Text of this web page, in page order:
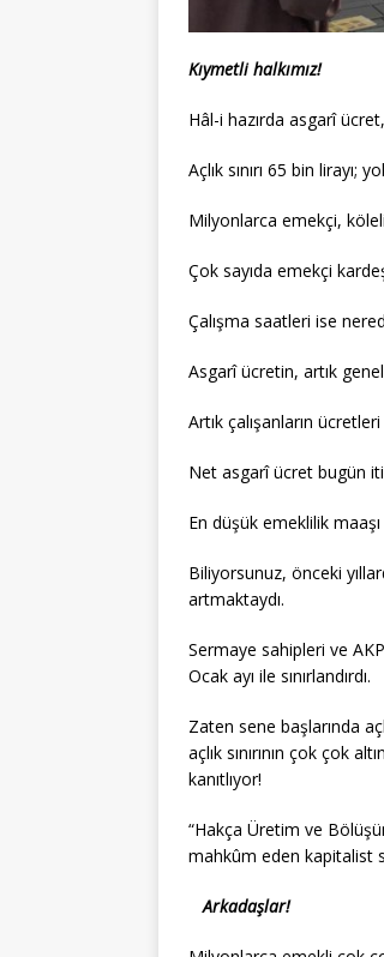
Kıymetli halkımız!
Hâl-i hazırda asgarî
Açlık sınırı 65 bin lirayı;
Milyonlarca emekçi,
Çok sayıda emekçi
Çalışma saatleri ise
Asgarî ücretin, artık
Artık çalışanların
Net asgarî ücret bugün
En düşük emeklilik maaşı
Biliyorsunuz, önceki
artmaktaydı.
Sermaye sahipleri ve
Ocak ayı ile sınırlandırdı.
Zaten sene başlarında
açlık sınırının çok çok
kanıtlıyor!
“Hakça Üretim ve
mahkûm eden kapitalist
Arkadaşlar!